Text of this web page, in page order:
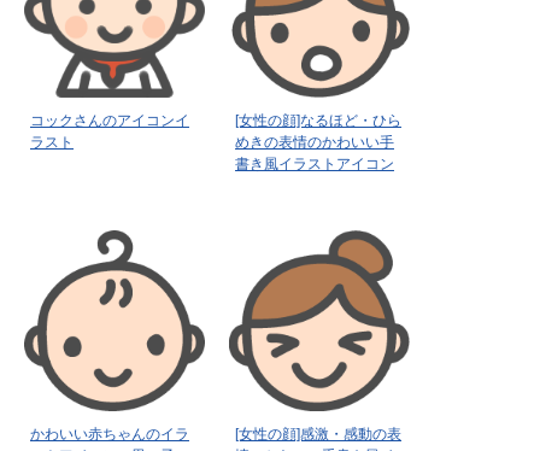
コックさんのアイコンイ
ラスト
[女性の顔]なるほど・ひら
めきの表情のかわいい手
書き風イラストアイコン
かわいい赤ちゃんのイラ
[女性の顔]感激・感動の表